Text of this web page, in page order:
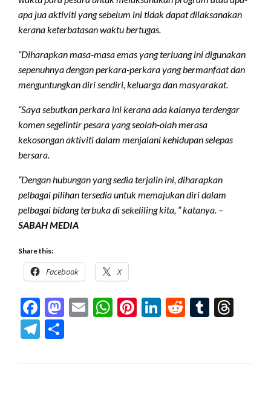
apa jua aktiviti yang sebelum ini tidak dapat dilaksanakan
kerana keterbatasan waktu bertugas.
“Diharapkan masa-masa emas yang terluang ini digunakan
sepenuhnya dengan perkara-perkara yang bermanfaat dan
menguntungkan diri sendiri, keluarga dan masyarakat.
“Saya sebutkan perkara ini kerana ada kalanya terdengar
komen segelintir pesara yang seolah-olah merasa
kekosongan aktiviti dalam menjalani kehidupan selepas
bersara.
“Dengan hubungan yang sedia terjalin ini, diharapkan
pelbagai pilihan tersedia untuk memajukan diri dalam
pelbagai bidang terbuka di sekeliling kita, ” katanya. –
SABAH MEDIA
Share this:
Facebook X
Facebook
Mastodon
EmailWhatsApp
Pinterest
LinkedIn
RedditTumblr
Telegram